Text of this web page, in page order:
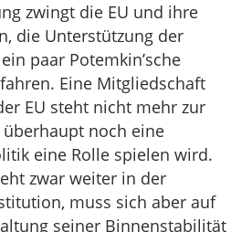
zwingt die EU und ihre
die Unterstützung der
paar Potemkin’sche
Eine Mitgliedschaft
EU steht nicht mehr zur
noch eine
eine Rolle spielen wird.
zwar weiter in der
muss sich aber auf
seiner Binnenstabilität